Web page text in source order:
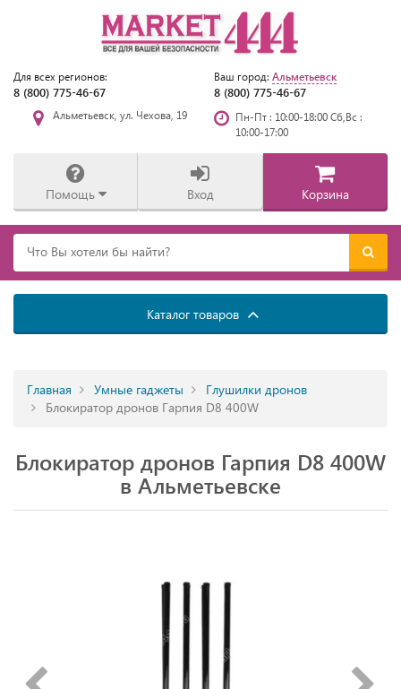
Для всех регионов:
8 (800) 775-46-67
Ваш город: Альметьевск
8 (800) 775-46-67
Альметьевск, ул. Чехова, 19
Пн-Пт : 10:00-18:00 Сб,Вс :
10:00-17:00
Помощь Вход Корзина
Каталог товаров
Главная Умные гаджеты
Глушилки дронов
Блокиратор дронов Гарпия D8 400W
Блокиратор дронов Гарпия D8 400W
в Альметьевске